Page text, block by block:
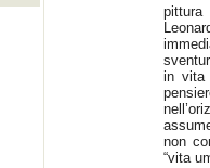
in vita
non
“vita